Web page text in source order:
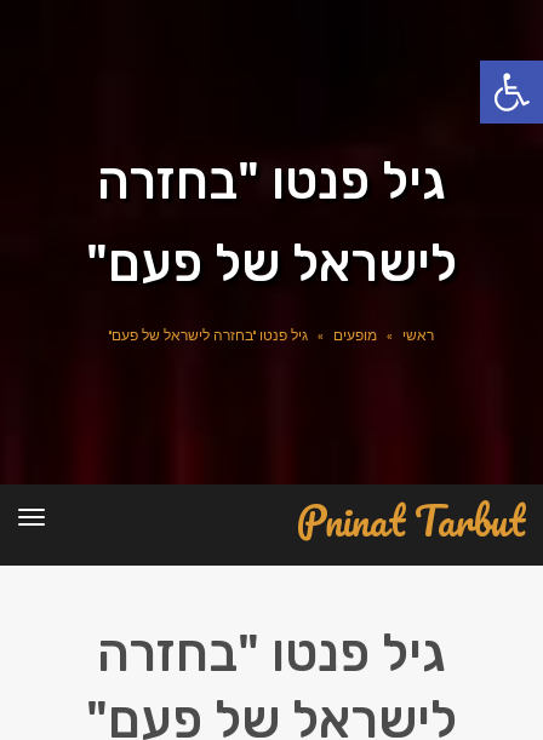
פתח סרגל נגישות
גיל פנטו "בחזרה
לישראל של פעם"
ראשי » מופעים » גיל פנטו "בחזרה לישראל של פעם"
Pninat Tarbut
גיל פנטו "בחזרה
לישראל של פעם"